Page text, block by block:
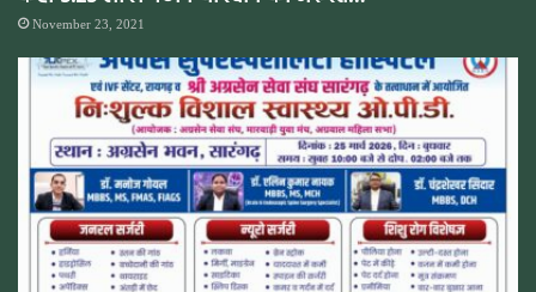
November 23, 2021